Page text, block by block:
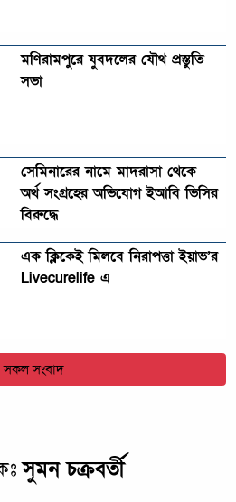
মণিরামপুরে যুবদলের যৌথ প্রস্তুতি
সভা
সেমিনারের নামে মাদরাসা থেকে
অর্থ সংগ্রহের অভিযোগ ইআবি ভিসির
বিরুদ্ধে
এক ক্লিকেই মিলবে নিরাপত্তা ইয়াভ’র
Livecurelife এ
সকল সংবাদ
সুমন চক্রবর্তী